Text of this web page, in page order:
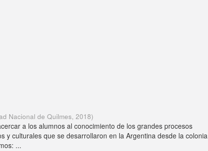
Nacional de Quilmes,2018)
a los alumnos al conocimiento de los grandes procesos
y culturales que se desarrollaron en la Argentina desde la colonia
...